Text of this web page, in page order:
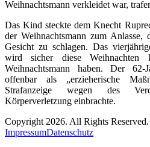
Weihnachtsmann verkleidet war,
Das Kind steckte dem Knecht
der Weihnachtsmann zum
Gesicht zu schlagen. Das
wird sicher diese
Weihnachtsmann haben. Der
offenbar als „erzieherische
Strafanzeige wegen des
Körperverletzung einbrachte.
Copyright 2026. All Rights Reserved.
ImpressumDatenschutz